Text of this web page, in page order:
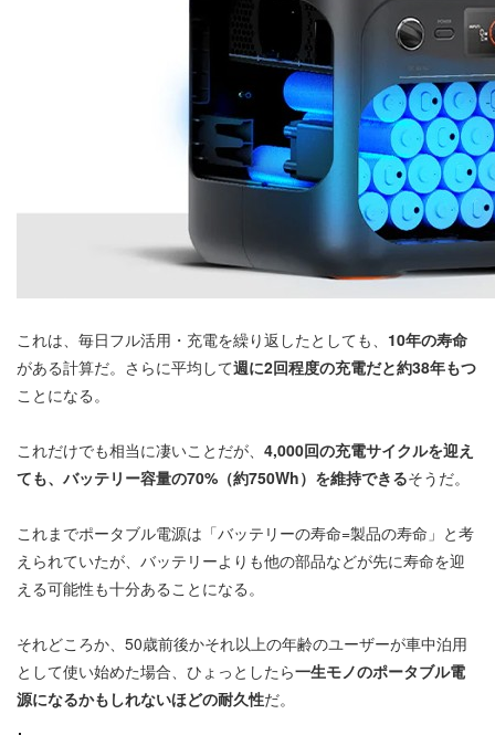
これは、毎日フル活用・充電を繰り返したとしても、 10年の寿命
がある計算だ。さらに平均して週に2回程度の充電だと約38年もつ
ことになる。
これだけでも相当に凄いことだが、 4,000回の充電サイクルを迎え
ても、バッテリー容量の70%（約750Wh）を維持できるそうだ。
これまでポータブル電源は「バッテリーの寿命=製品の寿命」と考
えられていたが、バッテリーよりも他の部品などが先に寿命を迎
える可能性も十分あることになる。
それどころか、50歳前後かそれ以上の年齢のユーザーが車中泊用
として使い始めた場合、ひょっとしたら一生モノのポータブル電
源になるかもしれないほどの耐久性だ。